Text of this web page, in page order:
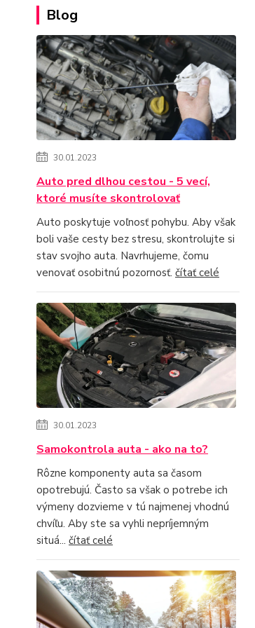
Blog
30.01.2023
Auto pred dlhou cestou - 5 vecí,
ktoré musíte skontrolovať
Auto poskytuje voľnosť pohybu. Aby však
boli vaše cesty bez stresu, skontrolujte si
stav svojho auta. Navrhujeme, čomu
venovať osobitnú pozornosť. čítať celé
30.01.2023
Samokontrola auta - ako na to?
Rôzne komponenty auta sa časom
opotrebujú. Často sa však o potrebe ich
výmeny dozvieme v tú najmenej vhodnú
chvíľu. Aby ste sa vyhli nepríjemným
situá... čítať celé